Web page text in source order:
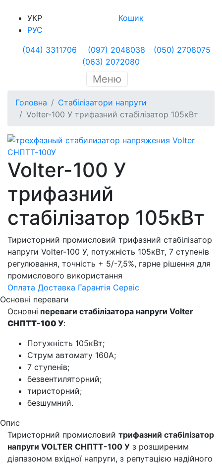
УКР
РУС
Кошик
(044) 3311706 (097) 2048038
(050) 2708075
(063) 2072080
Меню
Головна
Стабілізатори напруги
Volter-100 У трифазний стабілізатор 105кВт
Volter-100 У
трифазний
стабілізатор 105кВт
Тиристорний промисловий трифазний стабілізатор
напруги Volter-100 У, потужність 105кВт, 7 ступенів
регулювання, точність + 5/-7,5%, гарне рішення для
промислового використання
Оплата Доставка Гарантія Сервіс
Основні переваги
Основні переваги стабілізатора напруги Volter
СНПТТ-100 У:
Потужність 105кВт;
Струм автомату 160А;
7 ступенів;
безвентиляторний;
тиристорний;
безшумний.
Опис
Тиристорний промисловий трифазний стабілізатор
напруги VOLTER СНПТТ-100 У з розширеним
діапазоном вхідної напруги, з репутацією надійного